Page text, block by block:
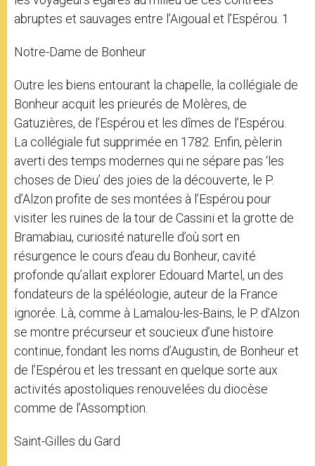
abruptes et sauvages entre l’Aigoual et l’Espérou. 1
Notre-Dame de Bonheur
Outre les biens entourant la chapelle, la collégiale de
Bonheur acquit les prieurés de Molères, de
Gatuzières, de l’Espérou et les dîmes de l’Espérou.
La collégiale fut supprimée en 1782. Enfin, pèlerin
averti des temps modernes qui ne sépare pas ‘les
choses de Dieu’ des joies de la découverte, le P.
d’Alzon profite de ses montées à l’Espérou pour
visiter les ruines de la tour de Cassini et la grotte de
Bramabiau, curiosité naturelle d’où sort en
résurgence le cours d’eau du Bonheur, cavité
profonde qu’allait explorer Edouard Martel, un des
fondateurs de la spéléologie, auteur de la France
ignorée. Là, comme à Lamalou-les-Bains, le P. d’Alzon
se montre précurseur et soucieux d’une histoire
continue, fondant les noms d’Augustin, de Bonheur et
de l’Espérou et les tressant en quelque sorte aux
activités apostoliques renouvelées du diocèse
comme de l’Assomption.
Saint-Gilles du Gard